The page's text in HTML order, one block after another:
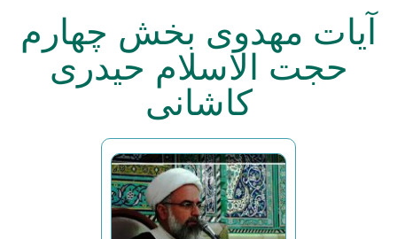
آیات مهدوی بخش چهارم
حجت الاسلام حیدری
کاشانی